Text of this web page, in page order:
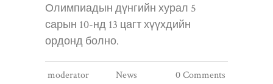
Олимпиадын дүнгийн хурал 5
сарын 10-нд 13 цагт хүүхдийн
ордонд болно.
moderator News 0 Comments